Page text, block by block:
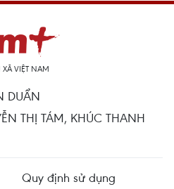
VIỆT NAM
DUẨN
THỊ TÁM, KHÚC THANH
Quy định sử dụng